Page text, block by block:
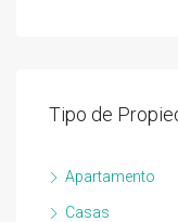
Tipo de
Apartamento
Casas